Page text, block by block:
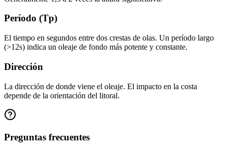
Período (Tp)
El tiempo en segundos entre dos crestas de olas. Un período largo
(>12s) indica un oleaje de fondo más potente y constante.
Dirección
La dirección de donde viene el oleaje. El impacto en la costa
depende de la orientación del litoral.
Preguntas frecuentes